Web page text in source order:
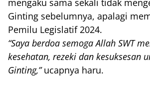
mengaku sama sekali tidak
Ginting sebelumnya, apalagi
Pemilu Legislatif 2024.
“Saya berdoa semoga Allah SWT
kesehatan, rezeki dan kesuksesan
Ginting,”ucapnya haru.